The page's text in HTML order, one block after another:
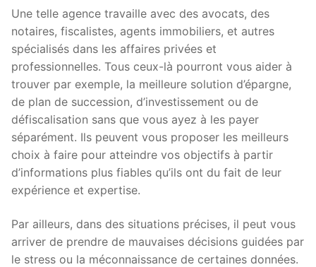
Une telle agence travaille avec des avocats, des
notaires, fiscalistes, agents immobiliers, et autres
spécialisés dans les affaires privées et
professionnelles. Tous ceux-là pourront vous aider à
trouver par exemple, la meilleure solution d’épargne,
de plan de succession, d’investissement ou de
défiscalisation sans que vous ayez à les payer
séparément. Ils peuvent vous proposer les meilleurs
choix à faire pour atteindre vos objectifs à partir
d’informations plus fiables qu’ils ont du fait de leur
expérience et expertise.
Par ailleurs, dans des situations précises, il peut vous
arriver de prendre de mauvaises décisions guidées par
le stress ou la méconnaissance de certaines données.